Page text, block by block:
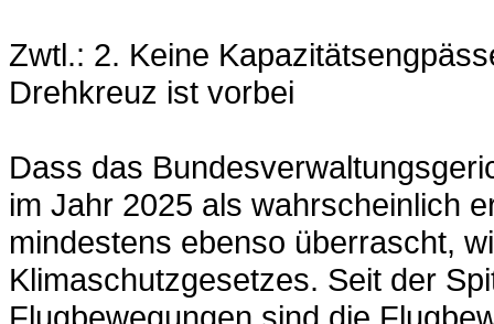
Zwtl.: 2. Keine
Drehkreuz ist vorbei
Dass das
im Jahr 2025 als wahrscheinlich
mindestens ebenso überrascht,
Klimaschutzgesetzes. Seit der